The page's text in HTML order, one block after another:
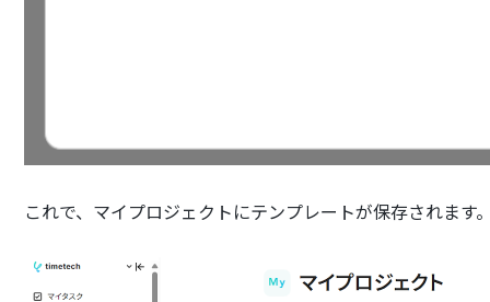
これで、マイプロジェクトにテンプレートが保存されます